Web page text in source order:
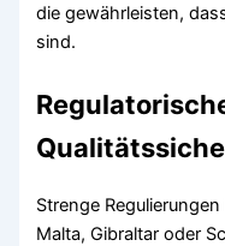
die gewährleisten,
sind.
Strenge
Malta, Gibraltar oder